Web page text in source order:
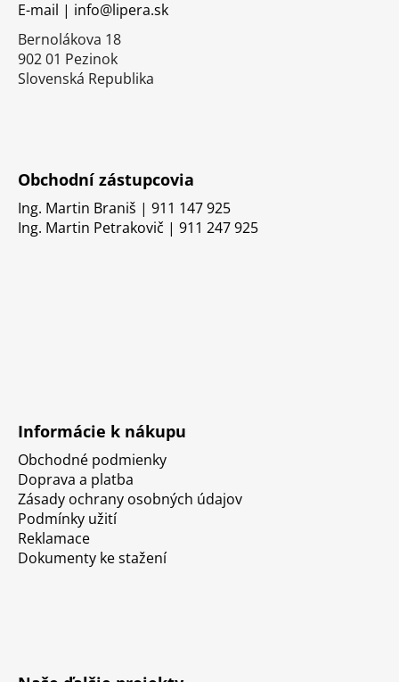
E-mail | info@lipera.sk
Bernolákova 18
902 01 Pezinok
Slovenská Republika
Obchodní zástupcovia
Ing. Martin Braniš | 911 147 925
Ing. Martin Petrakovič | 911 247 925
Informácie k nákupu
Obchodné podmienky
Doprava a platba
Zásady ochrany osobných údajov
Podmínky užití
Reklamace
Dokumenty ke stažení